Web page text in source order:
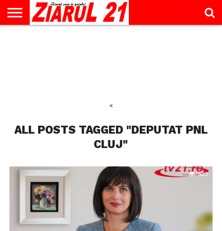
<
ALL POSTS TAGGED "DEPUTAT PNL
CLUJ"
520